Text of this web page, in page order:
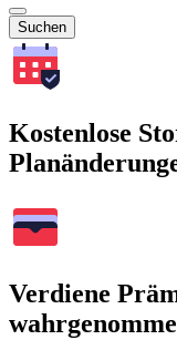
Suchen
Kostenlose
Verdiene